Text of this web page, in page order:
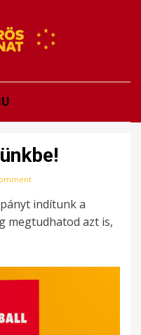
indítunk a
megtudhatod azt is,